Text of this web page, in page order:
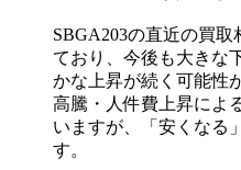
SBGA203の直近の買取
ており、今後も大きな
かな上昇が続く可能性
高騰・人件費上昇によ
いますが、「安くなる
す。